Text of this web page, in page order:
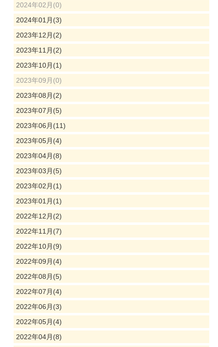
2024年02月(0)
2024年01月(3)
2023年12月(2)
2023年11月(2)
2023年10月(1)
2023年09月(0)
2023年08月(2)
2023年07月(5)
2023年06月(11)
2023年05月(4)
2023年04月(8)
2023年03月(5)
2023年02月(1)
2023年01月(1)
2022年12月(2)
2022年11月(7)
2022年10月(9)
2022年09月(4)
2022年08月(5)
2022年07月(4)
2022年06月(3)
2022年05月(4)
2022年04月(8)